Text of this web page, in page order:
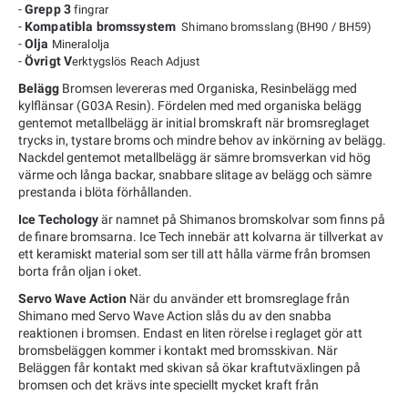
-Grepp 3fingrar
- Kompatibla bromssystem Shimano bromsslang (BH90 / BH59)
-Olja Mineralolja
-Övrigt Verktygslös Reach Adjust
Belägg Bromsen levereras med Organiska, Resinbelägg med
kylflänsar (G03A Resin). Fördelen med med organiska belägg
gentemot metallbelägg är initial bromskraft när bromsreglaget
trycks in, tystare broms och mindre behov av inkörning av belägg.
Nackdel gentemot metallbelägg är sämre bromsverkan vid hög
värme och långa backar, snabbare slitage av belägg och sämre
prestanda i blöta förhållanden.
Ice Techologyär namnet på Shimanos bromskolvar som finns på
de finare bromsarna. Ice Tech innebär att kolvarna är tillverkat av
ett keramiskt material som ser till att hålla värme från bromsen
borta från oljan i oket.
Servo Wave Action När du använder ett bromsreglage från
Shimano med Servo Wave Action slås du av den snabba
reaktionen i bromsen. Endast en liten rörelse i reglaget gör att
bromsbeläggen kommer i kontakt med bromsskivan. När
Beläggen får kontakt med skivan så ökar kraftutväxlingen på
bromsen och det krävs inte speciellt mycket kraft från